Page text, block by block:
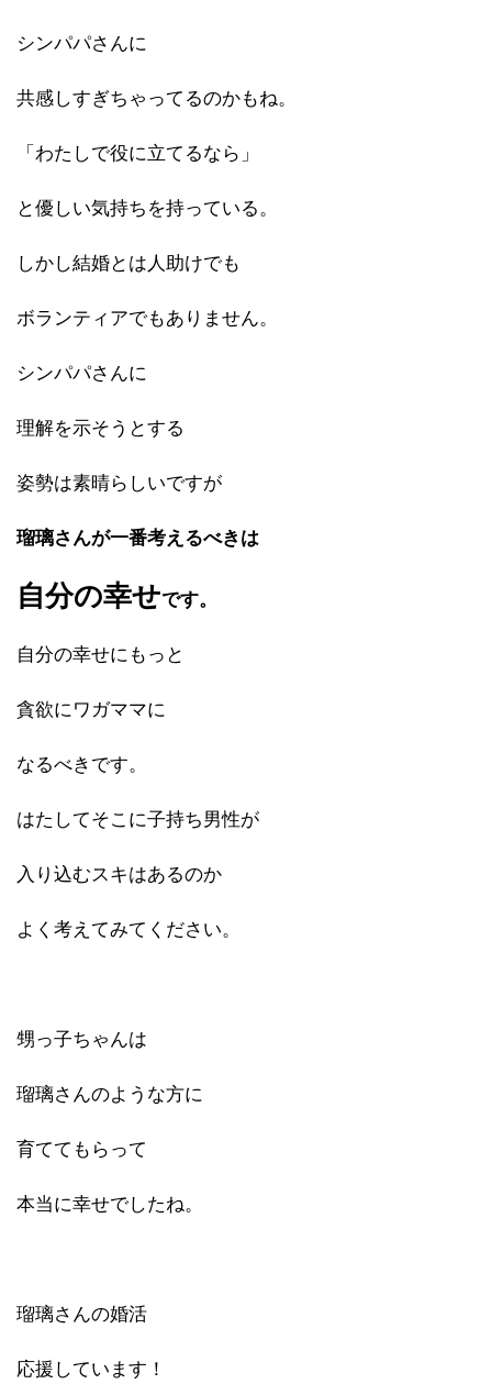
シンパパさんに
共感しすぎちゃってるのかもね。
「わたしで役に立てるなら」
と優しい気持ちを持っている。
しかし結婚とは人助けでも
ボランティアでもありません。
シンパパさんに
理解を示そうとする
姿勢は素晴らしいですが
瑠璃さんが一番考えるべきは
自分の幸せです。
自分の幸せにもっと
貪欲にワガママに
なるべきです。
はたしてそこに子持ち男性が
入り込むスキはあるのか
よく考えてみてください。
甥っ子ちゃんは
瑠璃さんのような方に
育ててもらって
本当に幸せでしたね。
瑠璃さんの婚活
応援しています！